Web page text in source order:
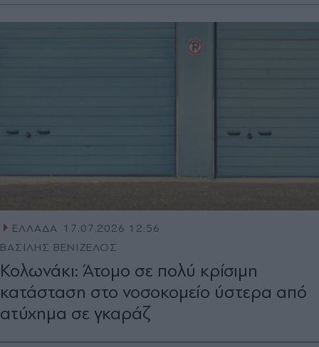
ΕΛΛΑΔΑ 17.07.2026 12:56
ΒΑΣΙΛΗΣ ΒΕΝΙΖΕΛΟΣ
Κολωνάκι: Άτομο σε πολύ κρίσιμη
κατάσταση στο νοσοκομείο ύστερα από
ατύχημα σε γκαράζ